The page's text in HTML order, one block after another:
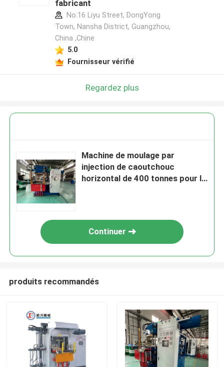
fabricant
No.16 Liyu Street, DongYong
Town, Nansha District, Guangzhou,
China ,Chine
5.0
Fournisseur vérifié
Regardez plus
Machine de moulage par
injection de caoutchouc
horizontal de 400 tonnes pour la
Continuer
produits recommandés